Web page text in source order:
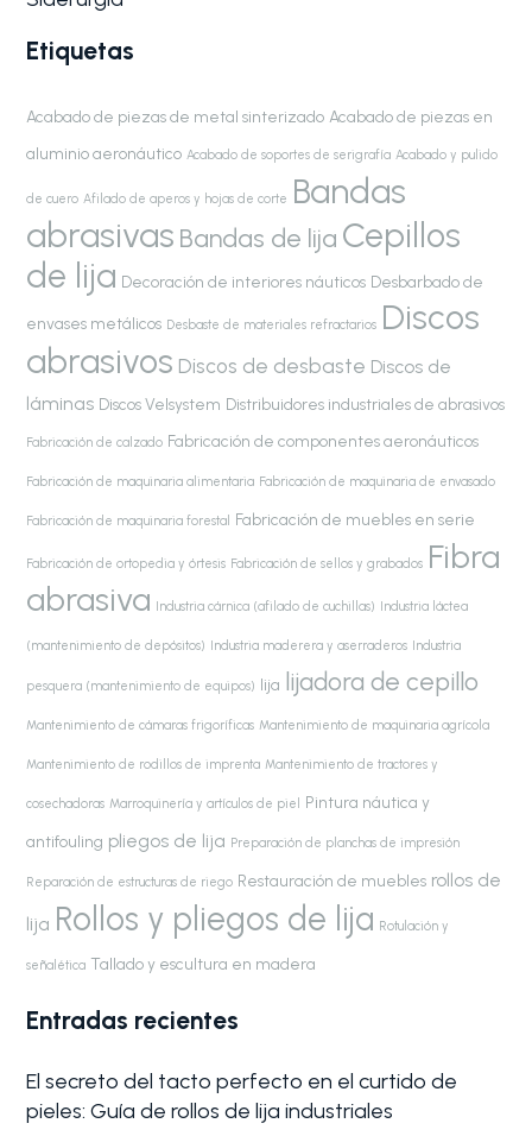
Etiquetas
Acabado de piezas de metal sinterizado Acabado de piezas en
aluminio aeronáutico Acabado de soportes de serigrafía Acabado y pulido
de cuero Afilado de aperos y hojas de corte Bandas
abrasivas Bandas de lija Cepillos
de lija Decoración de interiores náuticos Desbarbado de
envases metálicos Desbaste de materiales refractarios Discos
abrasivos Discos de desbaste Discos de
láminas Discos Velsystem Distribuidores industriales de abrasivos
Fabricación de calzado Fabricación de componentes aeronáuticos
Fabricación de maquinaria alimentaria Fabricación de maquinaria de envasado
Fabricación de maquinaria forestal Fabricación de muebles en serie
Fabricación de ortopedia y órtesis Fabricación de sellos y grabados Fibra
abrasiva Industria cárnica (afilado de cuchillas) Industria láctea
(mantenimiento de depósitos) Industria maderera y aserraderos Industria
pesquera (mantenimiento de equipos) lija lijadora de cepillo
Mantenimiento de cámaras frigoríficas Mantenimiento de maquinaria agrícola
Mantenimiento de rodillos de imprenta Mantenimiento de tractores y
cosechadoras Marroquinería y artículos de piel Pintura náutica y
antifouling pliegos de lija Preparación de planchas de impresión
Reparación de estructuras de riego Restauración de muebles rollos de
lija Rollos y pliegos de lija Rotulación y
señalética Tallado y escultura en madera
Entradas recientes
El secreto del tacto perfecto en el curtido de
pieles: Guía de rollos de lija industriales